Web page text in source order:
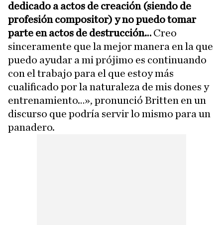
dedicado a actos de creación (siendo de
profesión compositor) y no puedo tomar
parte en actos de destrucción… Creo
sinceramente que la mejor manera en la que
puedo ayudar a mi prójimo es continuando
con el trabajo para el que estoy más
cualificado por la naturaleza de mis dones y
entrenamiento…», pronunció Britten en un
discurso que podría servir lo mismo para un
panadero.